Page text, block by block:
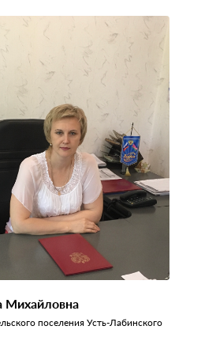
Михайловна
поселения Усть-Лабинского